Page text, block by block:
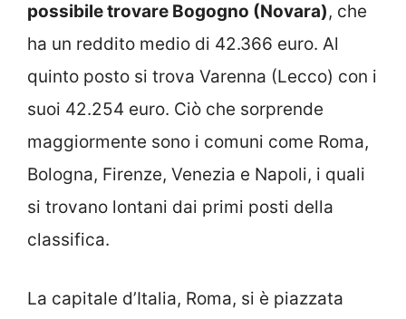
possibile trovare Bogogno (Novara), che
ha un reddito medio di 42.366 euro. Al
quinto posto si trova Varenna (Lecco) con i
suoi 42.254 euro. Ciò che sorprende
maggiormente sono i comuni come Roma,
Bologna, Firenze, Venezia e Napoli, i quali
si trovano lontani dai primi posti della
classifica.
La capitale d’Italia, Roma, si è piazzata